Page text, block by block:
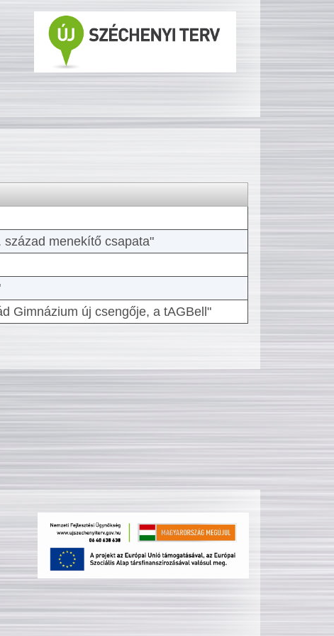
század menekítő csapata"
Gimnázium új csengője, a tAGBell"